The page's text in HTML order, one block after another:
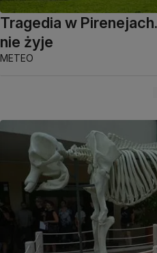
Tragedia w
nie żyje
METEO